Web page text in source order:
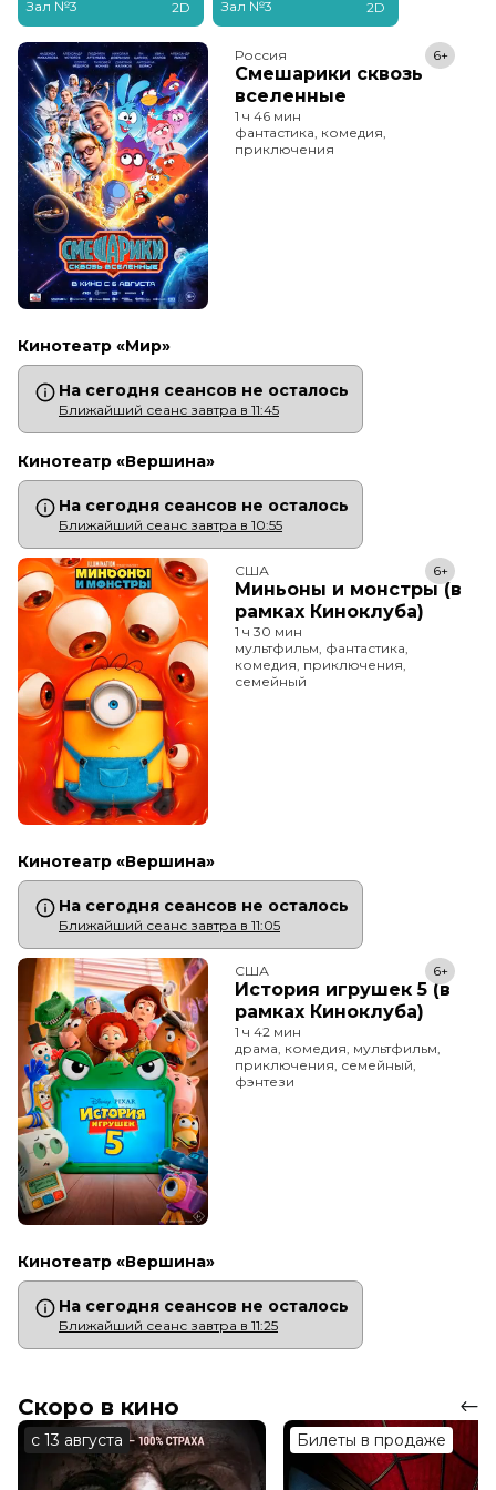
Зал №3 2D Зал №3 2D
Россия
Смешарики сквозь
вселенные
6+
1 ч 46 мин
фантастика, комедия,
приключения
Кинотеатр «Мир»
На сегодня сеансов не осталось
Ближайший сеанс завтра в 11:45
Кинотеатр «Вершина»
На сегодня сеансов не осталось
Ближайший сеанс завтра в 10:55
США
Миньоны и монстры (в
рамках Киноклуба)
6+
1 ч 30 мин
мультфильм, фантастика,
комедия, приключения,
семейный
Кинотеатр «Вершина»
На сегодня сеансов не осталось
Ближайший сеанс завтра в 11:05
США
История игрушек 5 (в
рамках Киноклуба)
6+
1 ч 42 мин
драма, комедия, мультфильм,
приключения, семейный,
фэнтези
Кинотеатр «Вершина»
На сегодня сеансов не осталось
Ближайший сеанс завтра в 11:25
Скоро в кино
с 13 августа Билеты в продаже